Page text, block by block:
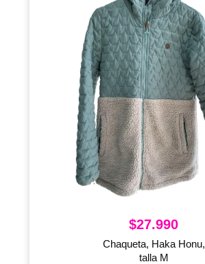
$27.990
Chaqueta, Haka Honu,
talla M